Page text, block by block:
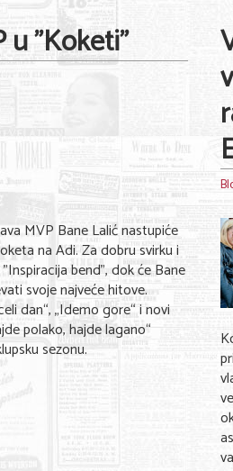
u "Koketi"
MVP Bane Lalić nastupiće
na Adi. Za dobru svirku i
bend", dok će Bane
svoje najveće hitove.
dan“, „Idemo gore“ i novi
polako, hajde lagano“
sezonu.